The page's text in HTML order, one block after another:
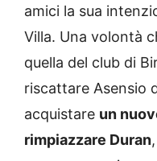
amici la sua
Villa. Una volontà
quella del club di
riscattare Asensio
acquistare un
rimpiazzare Duran